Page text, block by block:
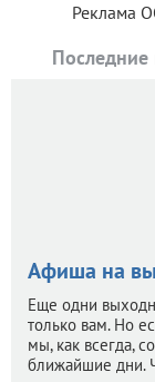
Реклама
Последние
Афиша на
Еще одни
только вам. Но
мы, как всегда,
ближайшие дни.